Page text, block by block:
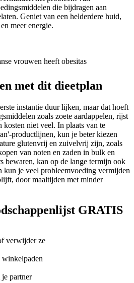
die bijdragen aan
Geniet van een helderdere huid,
meer energie.
vrouwen heeft obesitas
met dit dieetplan
instantie duur lijken, maar dat hoeft
zoals zoete aardappelen, rijst
niet veel. In plaats van te
productlijnen, kun je beter kiezen
glutenvrij en zuivelvrij zijn, zoals
van noten en zaden in bulk en
bewaren, kan op de lange termijn ook
kun je veel probleemvoeding vermijden
door maaltijden met minder
GRATIS
verwijder ze
winkelpaden
partner